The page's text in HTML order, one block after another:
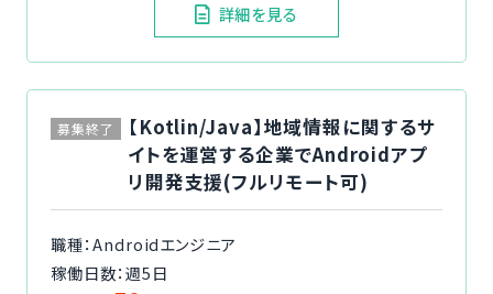
詳細を見る
募集終了
【Kotlin/Java】地域情報に関するサ
イトを運営する企業でAndroidアプ
リ開発支援(フルリモート可)
職種：Androidエンジニア
稼働日数：週5日